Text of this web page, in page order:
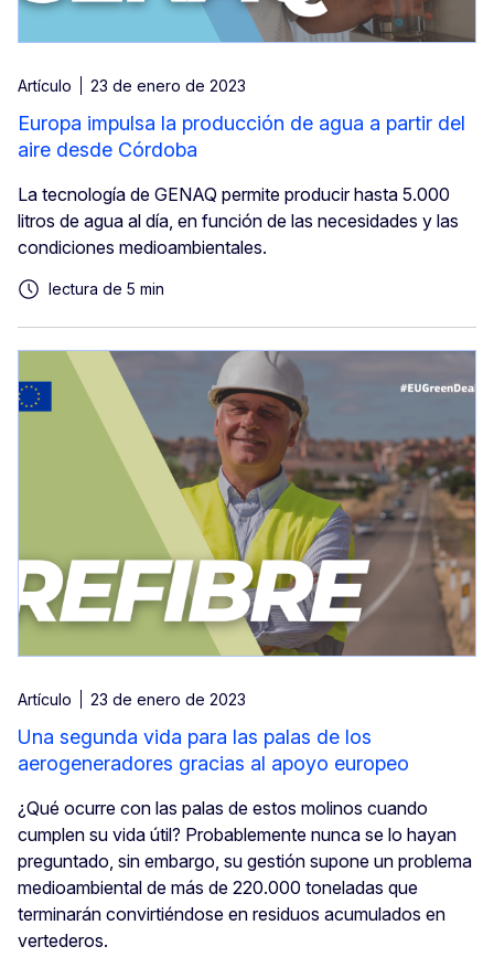
Artículo 23 de enero de 2023
Europa impulsa la producción de agua a partir del
aire desde Córdoba
La tecnología de GENAQ permite producir hasta 5.000
litros de agua al día, en función de las necesidades y las
condiciones medioambientales.
lectura de 5 min
Artículo 23 de enero de 2023
Una segunda vida para las palas de los
aerogeneradores gracias al apoyo europeo
¿Qué ocurre con las palas de estos molinos cuando
cumplen su vida útil? Probablemente nunca se lo hayan
preguntado, sin embargo, su gestión supone un problema
medioambiental de más de 220.000 toneladas que
terminarán convirtiéndose en residuos acumulados en
vertederos.